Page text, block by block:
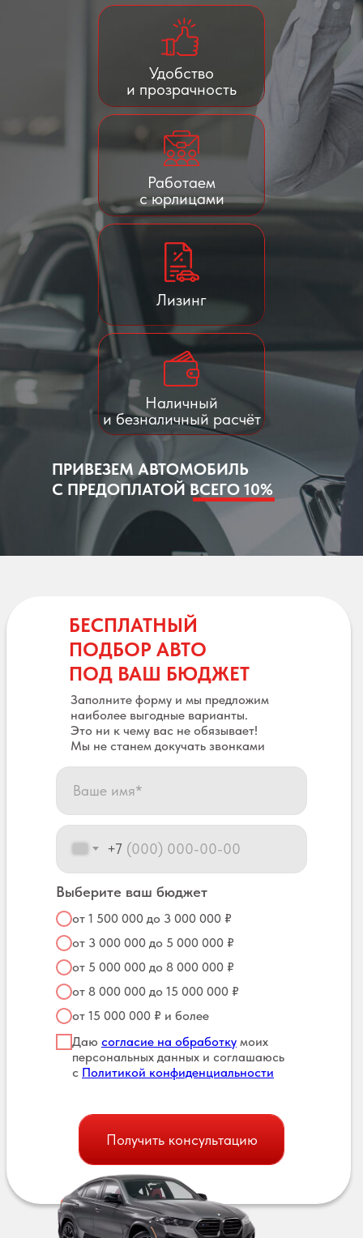
Удобство
и прозрачность
Работаем
с юрлицами
Лизинг
Наличный
и безналичный расчёт
ПРИВЕЗЕМ АВТОМОБИЛЬ
С ПРЕДОПЛАТОЙ ВСЕГО 10%
БЕСПЛАТНЫЙ
ПОДБОР АВТО
ПОД ВАШ БЮДЖЕТ
Заполните форму и мы предложим
наиболее выгодные варианты.
Это ни к чему вас не обязывает!
Мы не станем докучать звонками
+7
Выберите ваш бюджет
от 1 500 000 до 3 000 000 ₽
от 3 000 000 до 5 000 000 ₽
от 5 000 000 до 8 000 000 ₽
от 8 000 000 до 15 000 000 ₽
от 15 000 000 ₽ и более
Даю согласие на обработку моих
персональных данных и соглашаюсь
с Политикой конфиденциальности
Получить консультацию